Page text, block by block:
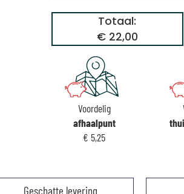
Totaal:
€ 22,00
Voordelig
afhaalpunt
€ 5,25
Geschatte levering